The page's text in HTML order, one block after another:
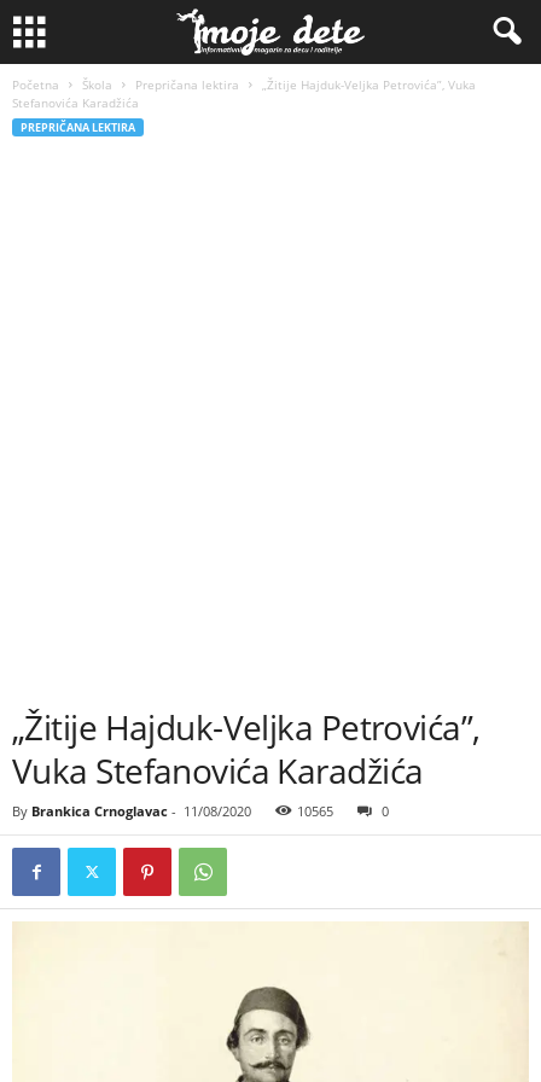
Početna Škola Prepričana lektira
„Žitije Hajduk-Veljka Petrovića”, Vuka
Stefanovića Karadžića
PREPRIČANA LEKTIRA
„Žitije Hajduk-Veljka Petrovića”,
Vuka Stefanovića Karadžića
By Brankica Crnoglavac - 11/08/2020 10565 0